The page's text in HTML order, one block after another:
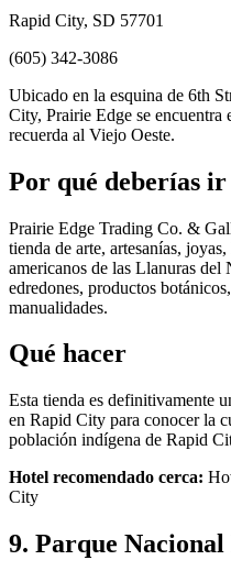
Rapid City, SD 57701
(605) 342-3086
Ubicado en la esquina de 6th
City, Prairie Edge se
recuerda al Viejo Oeste.
Por qué deberías ir
Prairie Edge Trading Co. &
tienda de arte, artesanías,
americanos de las Llanuras
edredones, productos
manualidades.
Qué hacer
Esta tienda es definitivamente
en Rapid City para conocer la
población indígena de Rapid
Hotel recomendado cerca:
City
9. Parque Nacional